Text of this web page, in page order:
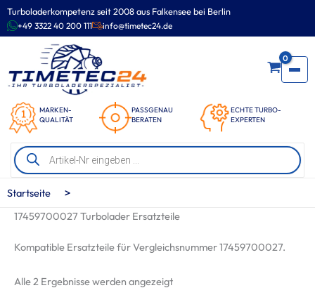
Turboladerkompetenz seit 2008 aus Falkensee bei Berlin
+49 3322 40 200 111 info@timetec24.de
MARKEN-
QUALITÄT
PASSGENAU
BERATEN
ECHTE TURBO-
EXPERTEN
0
Products
search
Zum
Inhalt
springen
Startseite >
17459700027 Turbolader Ersatzteile
Kompatible Ersatzteile für Vergleichsnummer 17459700027.
Alle 2 Ergebnisse werden angezeigtNach